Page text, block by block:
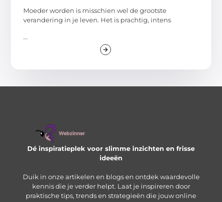
Moeder worden is misschien wel de grootste
verandering in je leven. Het is prachtig, intens
...
Dé inspiratieplek voor slimme inzichten en frisse
ideeën
Duik in onze artikelen en blogs en ontdek waardevolle
kennis die je verder helpt. Laat je inspireren door
praktische tips, trends en strategieën die jouw online